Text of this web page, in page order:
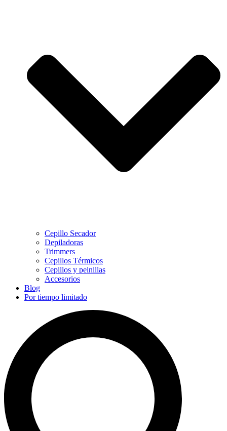
Cepillo Secador
Depiladoras
Trimmers
Cepillos Térmicos
Cepillos y peinillas
Accesorios
Blog
Por tiempo limitado